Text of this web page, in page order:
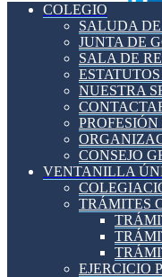
COLEGIO
SALUDA
JUNTA DE
SALA DE
NUESTRA
CONSEJO
VENTANILLA
TRÁMITES
EJERCICIO